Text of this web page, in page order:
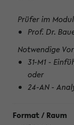
Prüfer im
Prof. Dr.
Notwendige
31-M1 -
oder
24-AN -